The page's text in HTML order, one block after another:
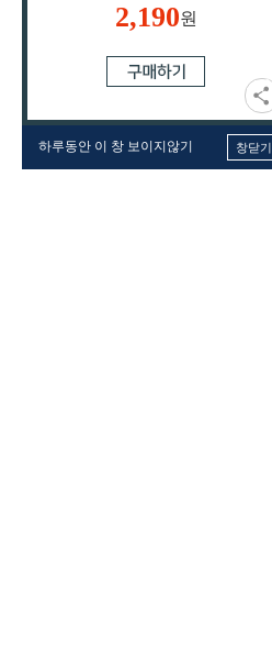
2,190원
하루동안 이 창 보이지않기 창닫기